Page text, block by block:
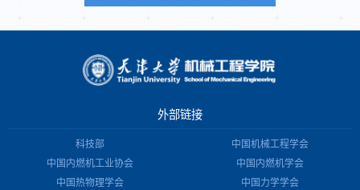
外部链接
科技部
中国机械工程学会
中国内燃机工业协会
中国内燃机学会
中国热物理学会
中国力学学会